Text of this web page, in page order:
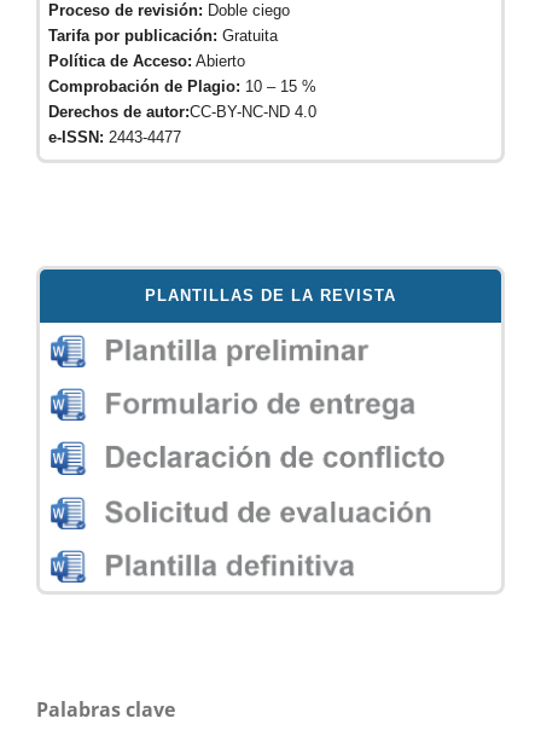
Proceso de revisión: Doble ciego
Tarifa por publicación: Gratuita
Política de Acceso: Abierto
Comprobación de Plagio: 10 – 15 %
Derechos de autor:CC-BY-NC-ND 4.0
e-ISSN: 2443-4477
PLANTILLAS DE LA REVISTA
Palabras clave